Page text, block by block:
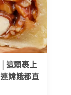
這顆裹上
嫦娥都直